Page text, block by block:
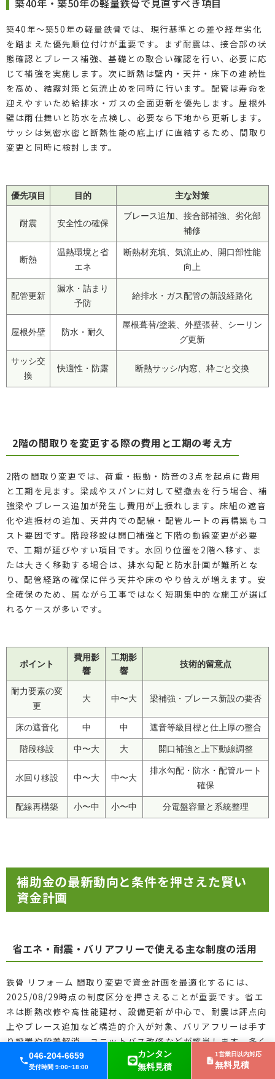
046-204-6659
受付時間 9:00~18:00
カンタン
無料見積
1営業日以内対応
無料見積
築40年〜築50年の軽量鉄骨では、現行基準との差や経年劣化
を踏まえた優先順位付けが重要です。まず耐震は、接合部の状
態確認とブレース補強、基礎との取合い確認を行い、必要に応
じて補強を実施します。次に断熱は壁内・天井・床下の連続性
を高め、結露対策と気流止めを同時に行います。配管は寿命を
迎えやすいため給排水・ガスの全面更新を優先します。屋根外
壁は雨仕舞いと防水を点検し、必要なら下地から更新します。
サッシは気密水密と断熱性能の底上げに直結するため、間取り
変更と同時に検討します。
優先項目 目的 主な対策
耐震 安全性の確保
ブレース追加、接合部補強、劣化部
補修
断熱
温熱環境と省
エネ
断熱材充填、気流止め、開口部性能
向上
配管更新
漏水・詰まり
予防
給排水・ガス配管の新設経路化
屋根外壁 防水・耐久
屋根葺替/塗装、外壁張替、シーリン
グ更新
サッシ交
換
快適性・防露 断熱サッシ/内窓、枠ごと交換
2階の間取りを変更する際の費用と工期の考え方
2階の間取り変更では、荷重・振動・防音の3点を起点に費用
と工期を見ます。梁成やスパンに対して壁撤去を行う場合、補
強梁やブレース追加が発生し費用が上振れします。床組の遮音
化や遮振材の追加、天井内での配線・配管ルートの再構築もコ
スト要因です。階段移設は開口補強と下階の動線変更が必要
で、工期が延びやすい項目です。水回り位置を2階へ移す、ま
たは大きく移動する場合は、排水勾配と防水計画が難所とな
り、配管経路の確保に伴う天井や床のやり替えが増えます。安
全確保のため、居ながら工事ではなく短期集中的な施工が選ば
れるケースが多いです。
ポイント
費用影
響
工期影
響
技術的留意点
耐力要素の変
更
大 中〜大 梁補強・ブレース新設の要否
床の遮音化 中 中 遮音等級目標と仕上厚の整合
階段移設 中〜大 大 開口補強と上下動線調整
水回り移設 中〜大 中〜大
排水勾配・防水・配管ルート
確保
配線再構築 小〜中 小〜中 分電盤容量と系統整理
補助金の最新動向と条件を押さえた賢い
資金計画
省エネ・耐震・バリアフリーで使える主な制度の活用
鉄骨 リフォーム 間取り変更で資金計画を最適化するには、
2025/08/29時点の制度区分を押さえることが重要です。省エ
ネは断熱改修や高性能建材、設備更新が中心で、耐震は評点向
上やブレース追加など構造的介入が対象、バリアフリーは手す
り設置や段差解消、ユニットバス改修などが該当します。多く
の制度は工事前の申請が必須で、交付決定前の着工は不支給と
なります。併用可否は「同一工事の重複受給不可」「制度間の